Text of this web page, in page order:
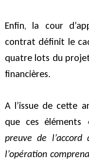
Enfin, la cour
contrat définit le
quatre lots du
financières.
A l’issue de cette
que ces éléments
preuve de l’accord
l’opération